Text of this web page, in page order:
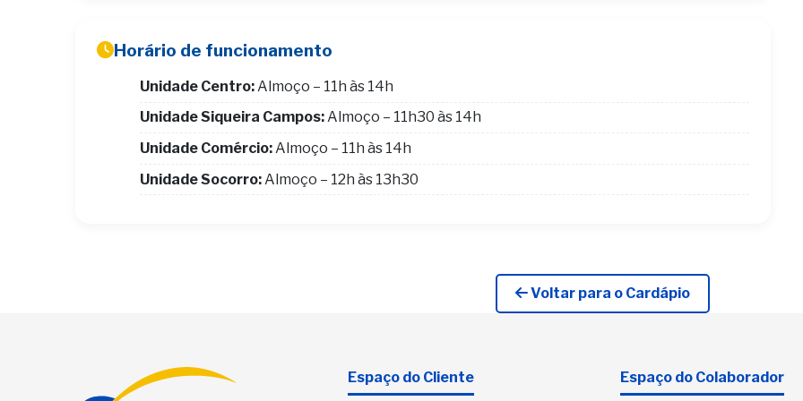
Horário de funcionamento
Unidade Centro: Almoço – 11h às 14h
Unidade Siqueira Campos:Almoço – 11h30 às 14h
Unidade Comércio:Almoço – 11h às 14h
Unidade Socorro: Almoço – 12h às 13h30
Voltar para o Cardápio
Espaço do Cliente Espaço do Colaborador